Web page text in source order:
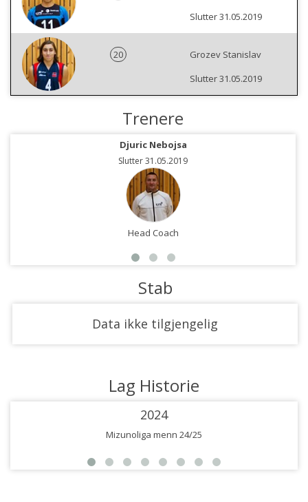
Slutter 31.05.2019
20
Grozev Stanislav
Slutter 31.05.2019
Trenere
Djuric Nebojsa
Slutter 31.05.2019
Head Coach
Stab
Data ikke tilgjengelig
Lag Historie
2024
Mizunoliga menn 24/25